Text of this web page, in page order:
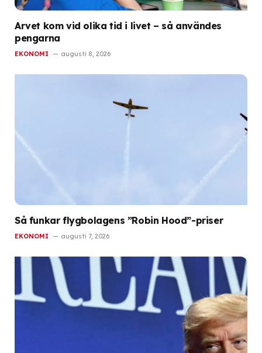
Arvet kom vid olika tid i livet – så användes
pengarna
EKONOMI augusti 8, 2026
Så funkar flygbolagens ”Robin Hood”-priser
EKONOMI augusti 7, 2026